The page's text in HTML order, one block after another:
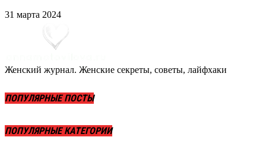
31 марта 2024
Женский журнал. Женские секреты, советы, лайфхаки
ПОПУЛЯРНЫЕ ПОСТЫ
ПОПУЛЯРНЫЕ КАТЕГОРИИ